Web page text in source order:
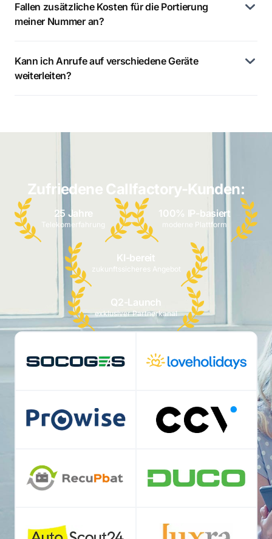
Fallen zusätzliche Kosten für die Portierung
meiner Nummer an?
Kann ich Anrufe auf verschiedene Geräte
weiterleiten?
Zufriedene Callfactory-Kunden:
25 Jahre
Telekomerfahrung
100% IP-basiert
moderne Plattform
KI-bereit
zukunftssicheres Angebot
Q2-Launch
exklusiver Partnerkanal